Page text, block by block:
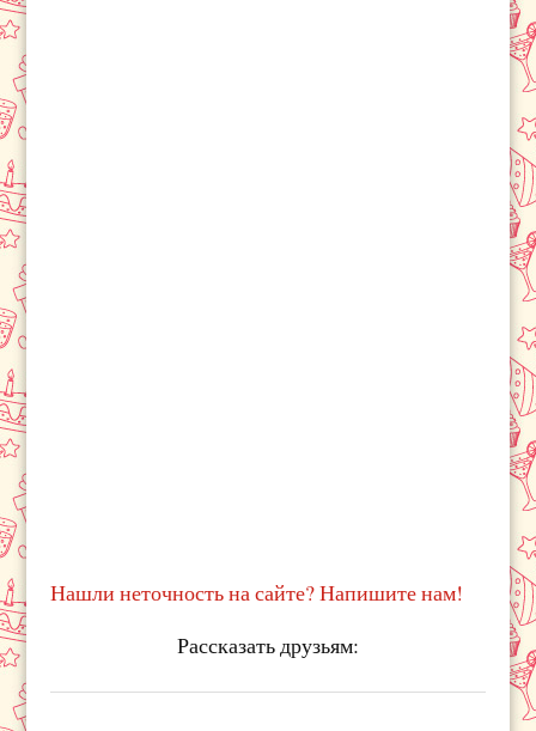
Нашли неточность на сайте? Напишите нам!
Рассказать друзьям: